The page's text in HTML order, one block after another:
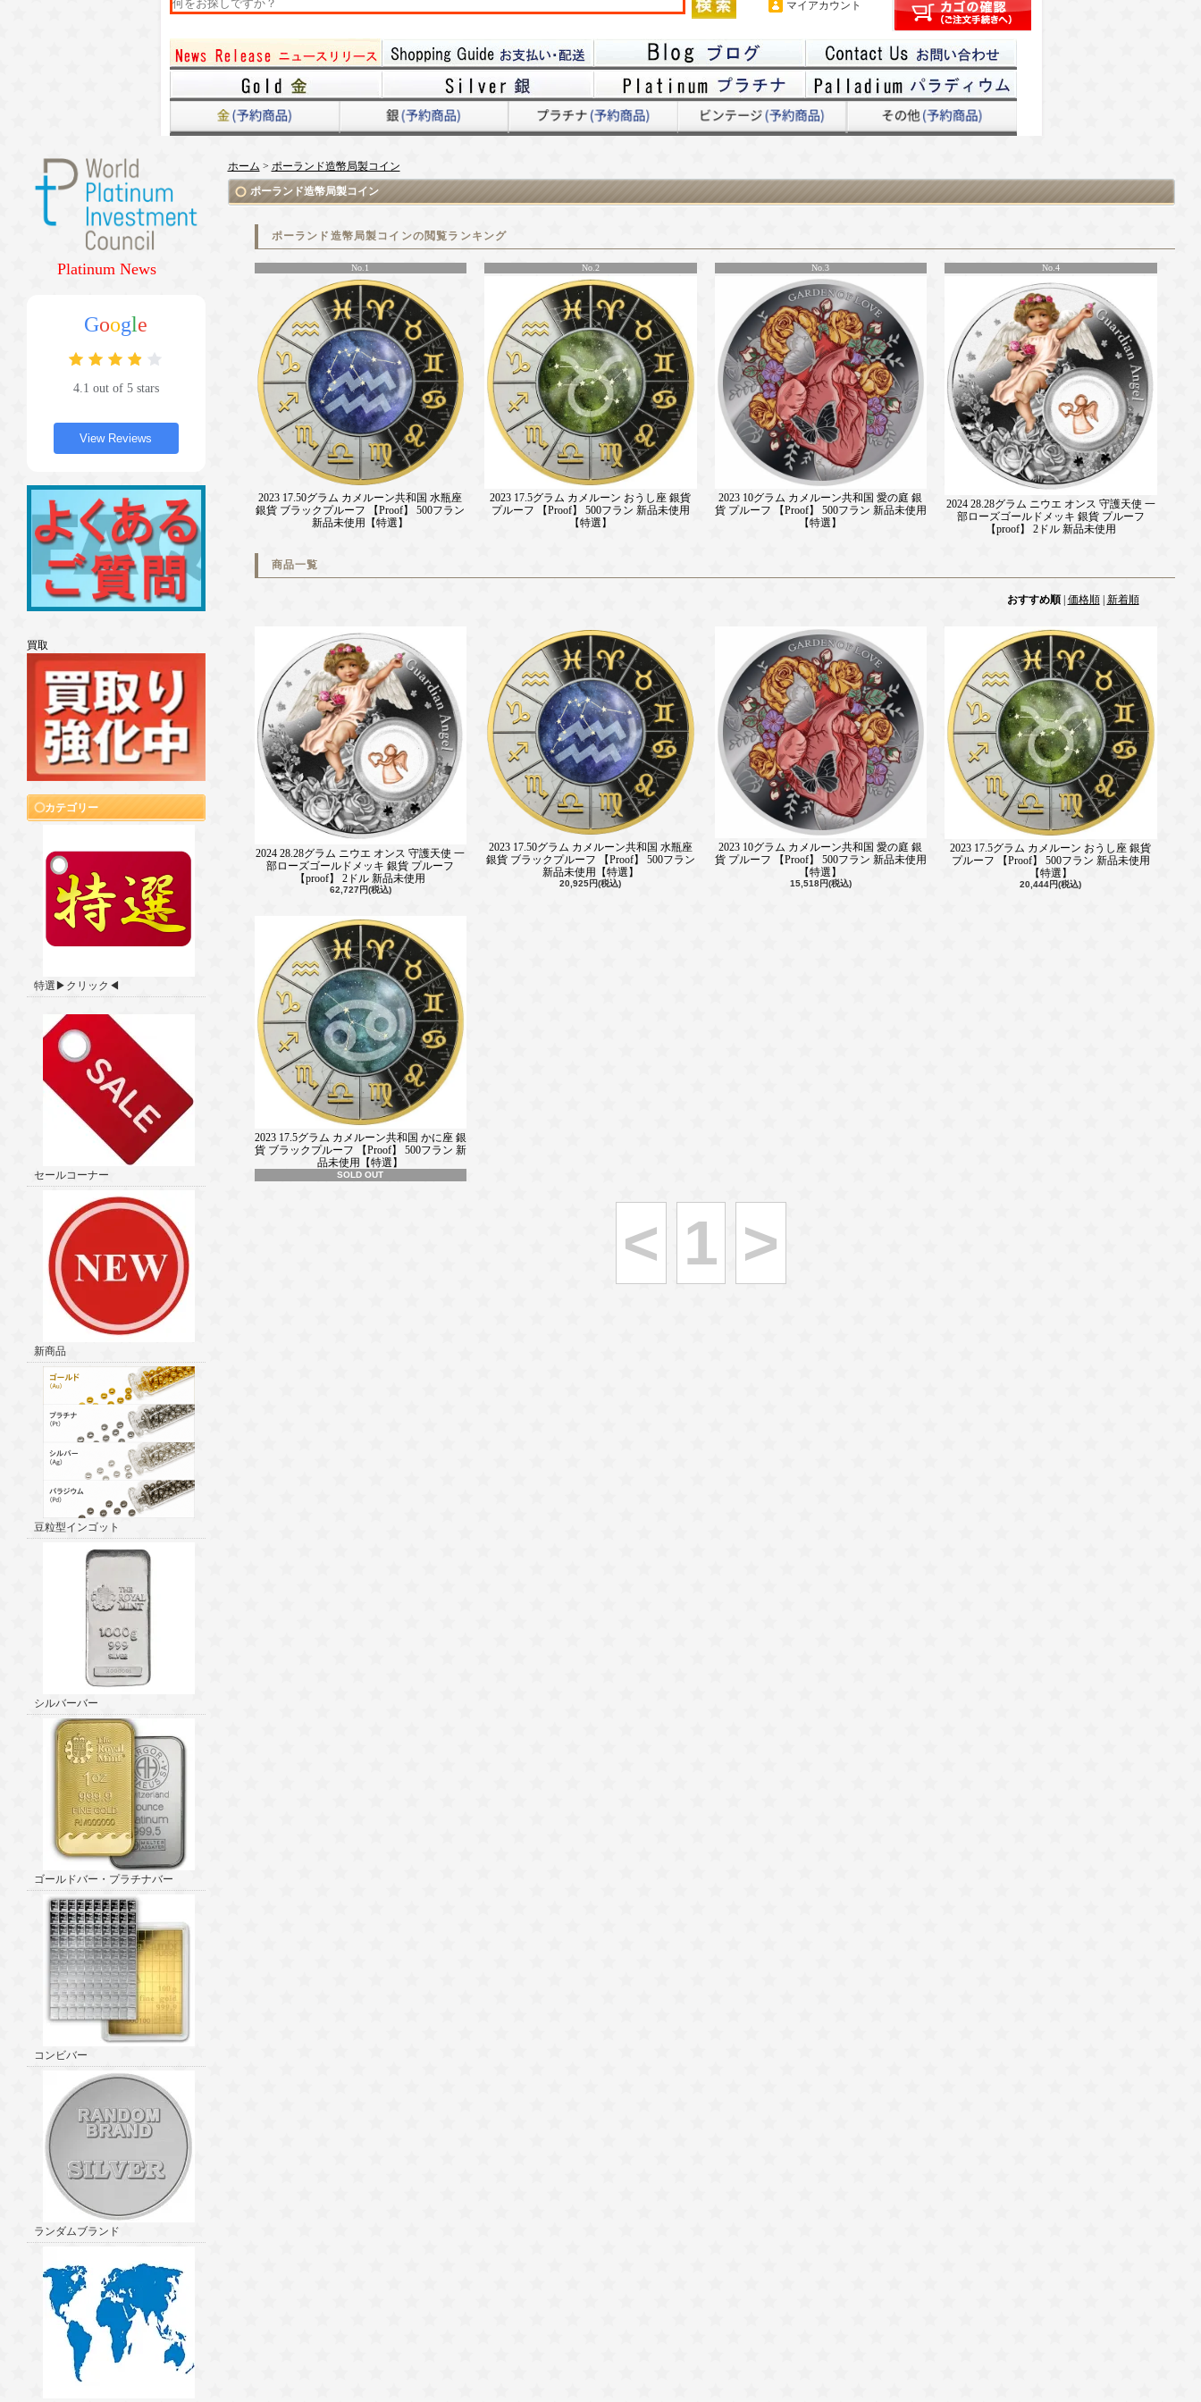
マイアカウント
Platinum News
Google
4.1 out of 5 stars
View Reviews
買取
カテゴリー
特選▶クリック◀
セールコーナー
新商品
豆粒型インゴット
シルバーバー
ゴールドバー・プラチナバー
コンビバー
ランダムブランド
ホーム > ポーランド造幣局製コイン
ポーランド造幣局製コイン
ポーランド造幣局製コインの閲覧ランキング
No.1
2023 17.50グラム カメルーン共和国 水瓶座
銀貨 ブラックプルーフ 【Proof】 500フラン
新品未使用【特選】
No.2
2023 17.5グラム カメルーン おうし座 銀貨
プルーフ 【Proof】 500フラン 新品未使用
【特選】
No.3
2023 10グラム カメルーン共和国 愛の庭 銀
貨 プルーフ 【Proof】 500フラン 新品未使用
【特選】
No.4
2024 28.28グラム ニウエ オンス 守護天使 一
部ローズゴールドメッキ 銀貨 プルーフ
【proof】 2ドル 新品未使用
商品一覧
おすすめ順| 価格順| 新着順
2024 28.28グラム ニウエ オンス 守護天使 一
部ローズゴールドメッキ 銀貨 プルーフ
【proof】 2ドル 新品未使用
62,727円(税込)
2023 17.50グラム カメルーン共和国 水瓶座
銀貨 ブラックプルーフ 【Proof】 500フラン
新品未使用【特選】
20,925円(税込)
2023 10グラム カメルーン共和国 愛の庭 銀
貨 プルーフ 【Proof】 500フラン 新品未使用
【特選】
15,518円(税込)
2023 17.5グラム カメルーン おうし座 銀貨
プルーフ 【Proof】 500フラン 新品未使用
【特選】
20,444円(税込)
2023 17.5グラム カメルーン共和国 かに座 銀
貨 ブラックプルーフ 【Proof】 500フラン 新
品未使用【特選】
SOLD OUT
< 1 >